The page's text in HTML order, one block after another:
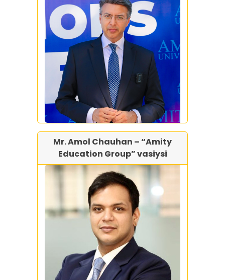
Mr. Amol Chauhan – “Amity
Education Group” vasiysi